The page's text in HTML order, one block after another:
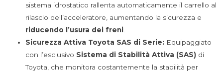
sistema idrostatico rallenta automaticamente il carrello al
rilascio dell’acceleratore, aumentando la sicurezza e
riducendo l’usura dei freni
Sicurezza Attiva Toyota SAS di Serie: Equipaggiato
con l’esclusivo Sistema di Stabilità Attiva (SAS) di
Toyota, che monitora costantemente la stabilità per